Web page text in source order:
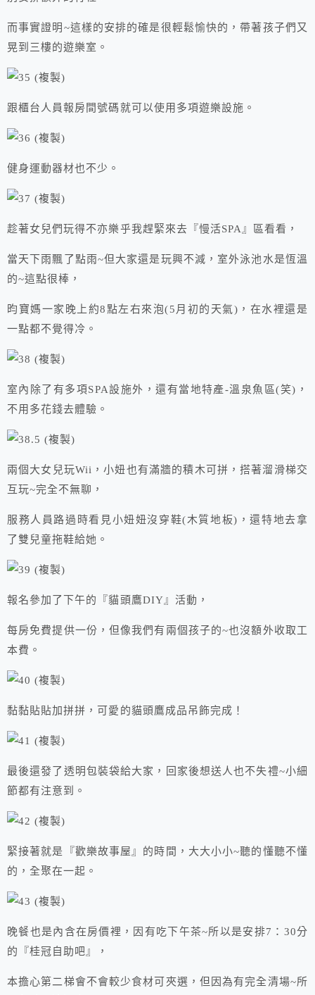
而事實證明~這樣的安排的確是很輕鬆愉快的，帶著孩子們又
晃到三樓的遊樂室。
跟櫃台人員報房間號碼就可以使用多項遊樂設施。
健身運動器材也不少。
趁著女兒們玩得不亦樂乎我趕緊來去『慢活SPA』區看看，
當天下雨飄了點雨~但大家還是玩興不減，室外泳池水是恆溫
的~這點很棒，
昀寶媽一家晚上約8點左右來泡(5月初的天氣)，在水裡還是
一點都不覺得冷。
室內除了有多項SPA設施外，還有當地特產-溫泉魚區(笑)，
不用多花錢去體驗。
兩個大女兒玩Wii，小妞也有滿牆的積木可拼，搭著溜滑梯交
互玩~完全不無聊，
服務人員路過時看見小妞妞沒穿鞋(木質地板)，還特地去拿
了雙兒童拖鞋給她。
報名參加了下午的『貓頭鷹DIY』活動，
每房免費提供一份，但像我們有兩個孩子的~也沒額外收取工
本費。
黏黏貼貼加拼拼，可愛的貓頭鷹成品吊飾完成！
最後還發了透明包裝袋給大家，回家後想送人也不失禮~小細
節都有注意到。
緊接著就是『歡樂故事屋』的時間，大大小小~聽的懂聽不懂
的，全聚在一起。
晚餐也是內含在房價裡，因有吃下午茶~所以是安排7：30分
的『桂冠自助吧』，
本擔心第二梯會不會較少食材可夾選，但因為有完全清場~所